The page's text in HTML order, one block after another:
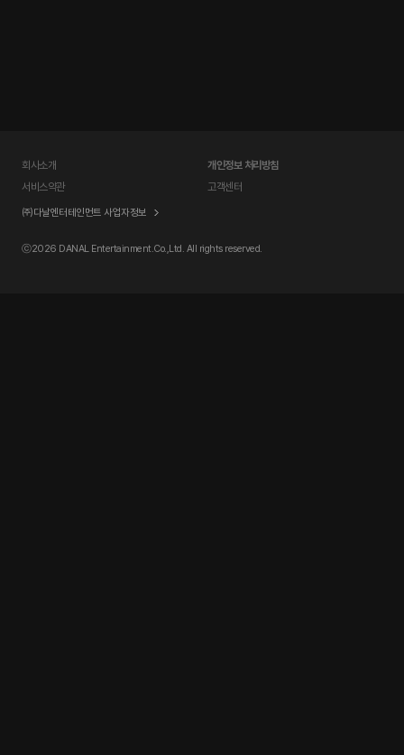
회사소개
개인정보 처리방침
서비스약관
고객센터
㈜다날엔터테인먼트 사업자정보
ⓒ2026 DANAL Entertainment.Co.,Ltd. All rights reserved.